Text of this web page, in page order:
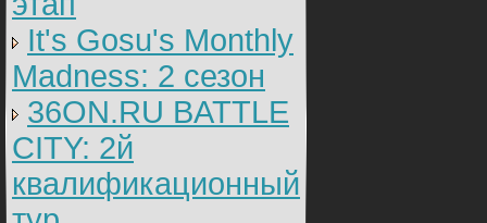
It's Gosu's Monthly
Madness: 2 сезон
36ON.RU BATTLE
CITY: 2й
квалификационный